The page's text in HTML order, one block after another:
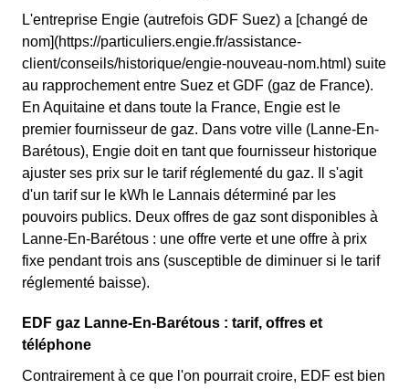
L'entreprise Engie (autrefois GDF Suez) a [changé de
nom](https://particuliers.engie.fr/assistance-
client/conseils/historique/engie-nouveau-nom.html) suite
au rapprochement entre Suez et GDF (gaz de France).
En Aquitaine et dans toute la France, Engie est le
premier fournisseur de gaz. Dans votre ville (Lanne-En-
Barétous), Engie doit en tant que fournisseur historique
ajuster ses prix sur le tarif réglementé du gaz. Il s'agit
d'un tarif sur le kWh le Lannais déterminé par les
pouvoirs publics. Deux offres de gaz sont disponibles à
Lanne-En-Barétous : une offre verte et une offre à prix
fixe pendant trois ans (susceptible de diminuer si le tarif
réglementé baisse).
EDF gaz Lanne-En-Barétous : tarif, offres et
téléphone
Contrairement à ce que l'on pourrait croire, EDF est bien